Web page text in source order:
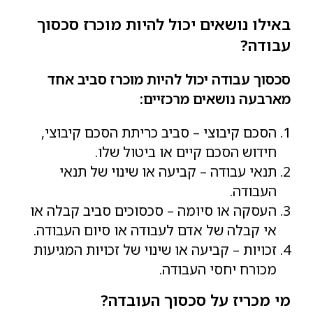
באילו נושאים יכול להיות מוכרז סכסוך
עבודה?
סכסוך עבודה יכול להיות מוכרז סביב אחד
מארבעה נושאים מרכזיים:
הסכם קיבוצי – סביב כריתת הסכם קיבוצי,
חידוש הסכם קיים או ביטול שלו.
תנאי עבודה – קביעה או שינוי של תנאי
העבודה.
העסקה או סיומה – סכסוכים סביב קבלה או
אי קבלה של אדם לעבודה או סיום העבודה.
זכויות – קביעה או שינוי של זכויות המגיעות
מכורח יחסי העבודה.
מי מכריז על סכסוך העובדה?